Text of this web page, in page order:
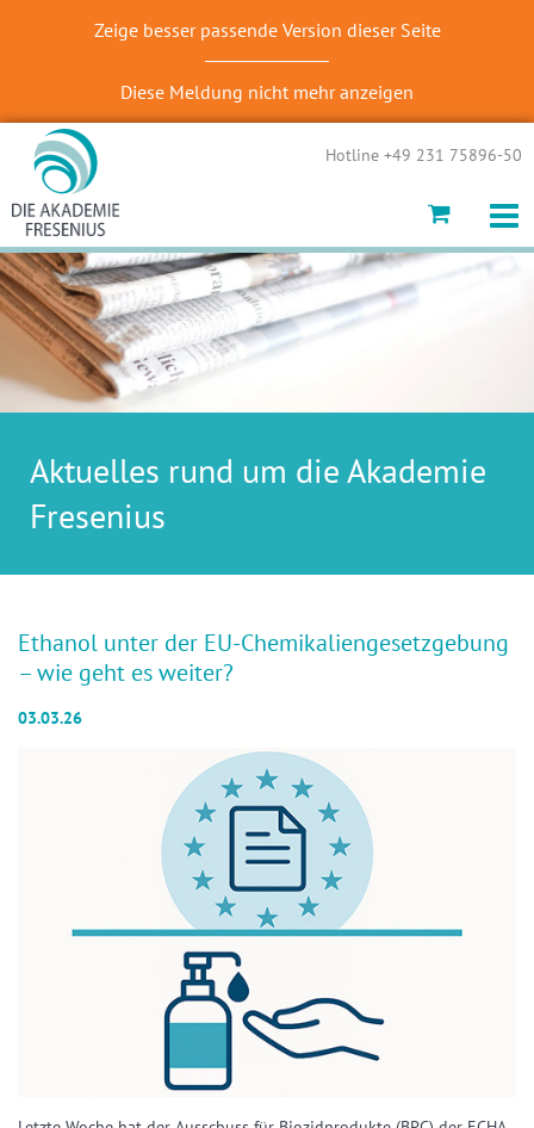
Zeige besser passende Version dieser Seite
Diese Meldung nicht mehr anzeigen
Hotline +49 231 75896-50
Aktuelles rund um die Akademie
Fresenius
Ethanol unter der EU-Chemikaliengesetzgebung
– wie geht es weiter?
03.03.26